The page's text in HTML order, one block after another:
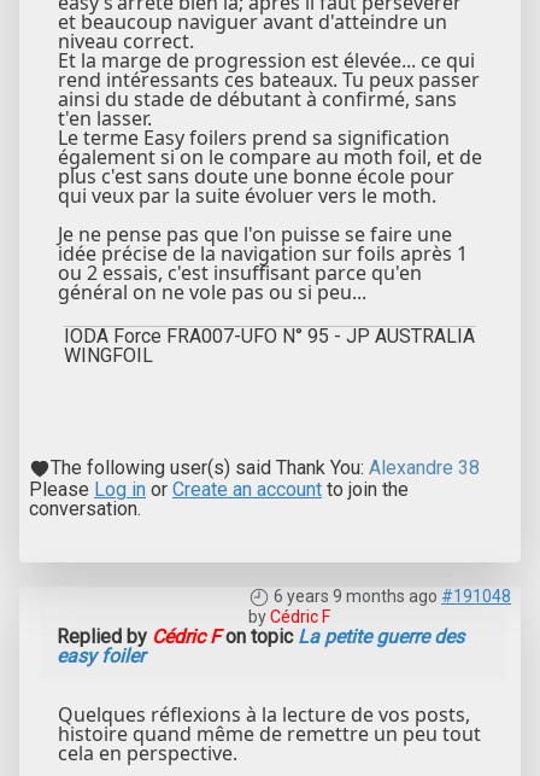
et beaucoup naviguer avant d'atteindre un
niveau correct.
Et la marge de progression est élevée... ce qui
rend intéressants ces bateaux. Tu peux passer
ainsi du stade de débutant à confirmé, sans
t'en lasser.
Le terme Easy foilers prend sa signification
également si on le compare au moth foil, et de
plus c'est sans doute une bonne école pour
qui veux par la suite évoluer vers le moth.
Je ne pense pas que l'on puisse se faire une
idée précise de la navigation sur foils après 1
ou 2 essais, c'est insuffisant parce qu'en
général on ne vole pas ou si peu...
IODA Force FRA007-UFO N° 95 - JP AUSTRALIA
WINGFOIL
The following user(s) said Thank You: Alexandre 38
Please Log in or Create an account to join the
conversation.
6 years 9 months ago #191048
byCédric F
Replied by Cédric Fon topic La petite guerre des
easy foiler
Quelques réflexions à la lecture de vos posts,
histoire quand même de remettre un peu tout
cela en perspective.